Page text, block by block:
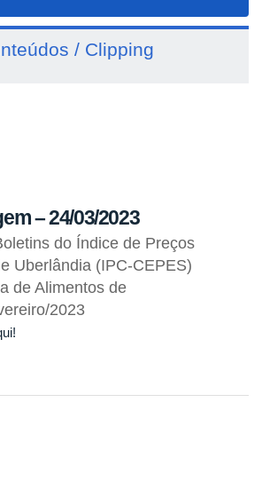
/ Clipping
– 24/03/2023
do Índice de Preços
Uberlândia (IPC-CEPES)
de Alimentos de
2023